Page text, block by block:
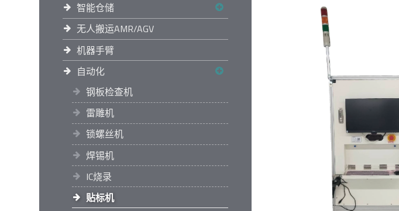
智能仓储
无人搬运AMR/AGV
机器手臂
自动化
钢板检查机
雷雕机
锁螺丝机
焊锡机
IC烧录
贴标机